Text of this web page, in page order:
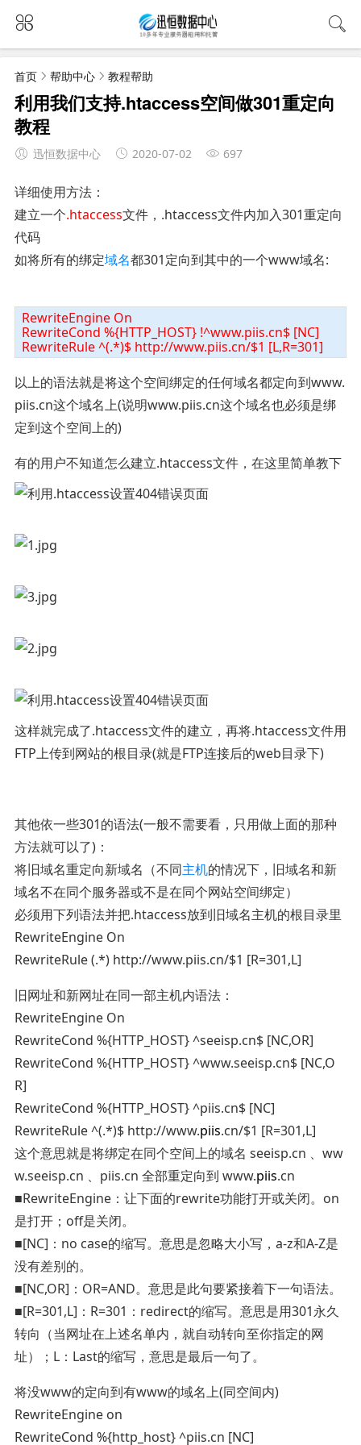
首页 帮助中心 教程帮助
利用我们支持.htaccess空间做301重定向
教程
迅恒数据中心 2020-07-02 697
详细使用方法：
建立一个.htaccess文件，.htaccess文件内加入301重定向
代码
如将所有的绑定域名都301定向到其中的一个www域名:
RewriteEngine On
RewriteCond %{HTTP_HOST} !^www.piis.cn$ [NC]
RewriteRule ^(.*)$ http://www.piis.cn/$1 [L,R=301]
以上的语法就是将这个空间绑定的任何域名都定向到www.
piis.cn这个域名上(说明www.piis.cn这个域名也必须是绑
定到这个空间上的)
有的用户不知道怎么建立.htaccess文件，在这里简单教下
这样就完成了.htaccess文件的建立，再将.htaccess文件用
FTP上传到网站的根目录(就是FTP连接后的web目录下)
其他依一些301的语法(一般不需要看，只用做上面的那种
方法就可以了)：
将旧域名重定向新域名（不同主机的情况下，旧域名和新
域名不在同个服务器或不是在同个网站空间绑定）
必须用下列语法并把.htaccess放到旧域名主机的根目录里
RewriteEngine On
RewriteRule (.*) http://www.piis.cn/$1 [R=301,L]
旧网址和新网址在同一部主机内语法：
RewriteEngine On
RewriteCond %{HTTP_HOST} ^seeisp.cn$ [NC,OR]
RewriteCond %{HTTP_HOST} ^www.seeisp.cn$ [NC,O
R]
RewriteCond %{HTTP_HOST} ^piis.cn$ [NC]
RewriteRule ^(.*)$ http://www.piis.cn/$1 [R=301,L]
这个意思就是将绑定在同个空间上的域名 seeisp.cn 、ww
w.seeisp.cn 、piis.cn 全部重定向到 www.piis.cn
■RewriteEngine：让下面的rewrite功能打开或关闭。on
是打开；off是关闭。
■[NC]：no case的缩写。意思是忽略大小写，a-z和A-Z是
没有差别的。
■[NC,OR]：OR=AND。意思是此句要紧接着下一句语法。
■[R=301,L]：R=301：redirect的缩写。意思是用301永久
转向（当网址在上述名单内，就自动转向至你指定的网
址）；L：Last的缩写，意思是最后一句了。
将没www的定向到有www的域名上(同空间内)
RewriteEngine on
RewriteCond %{http_host} ^piis.cn [NC]